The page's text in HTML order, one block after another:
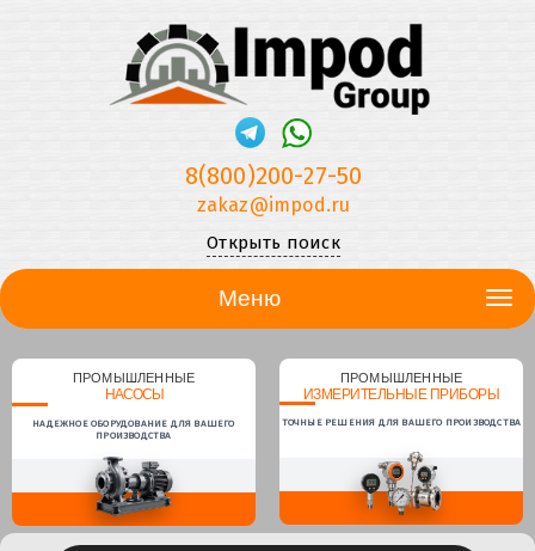
8(800)200-27-50
zakaz@impod.ru
Открыть поиск
Меню
ПРОМЫШЛЕННЫЕ
НАСОСЫ
НАДЕЖНОЕ ОБОРУДОВАНИЕ ДЛЯ ВАШЕГО
ПРОИЗВОДСТВА
ПРОМЫШЛЕННЫЕ
ИЗМЕРИТЕЛЬНЫЕ ПРИБОРЫ
ТОЧНЫЕ РЕШЕНИЯ ДЛЯ ВАШЕГО ПРОИЗВОДСТВА